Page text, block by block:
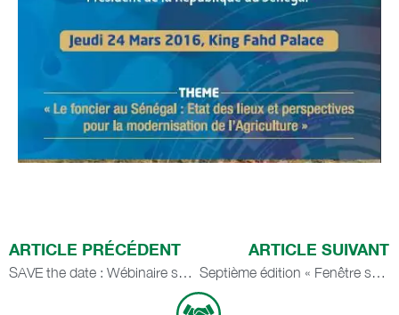
ARTICLE PRÉCÉDENT
SAVE the date : Wébinaire sur l’autonomisation économique des femmes dans l’agriculture face à la COVID-19 »
ARTICLE SUIVANT
Septième édition « Fenêtre sur l’Agriculture »